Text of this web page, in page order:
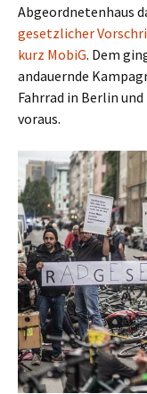
Abgeordnetenhaus
gesetzlicher
kurz MobiG. Dem
andauernde
Fahrrad in Berlin
voraus.